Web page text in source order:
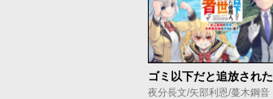
夜分長文/矢部利恩/蔓木鋼音